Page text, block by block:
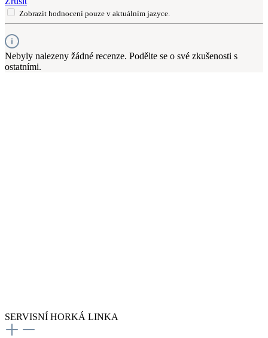
Zobrazit hodnocení pouze v aktuálním jazyce.
Nebyly nalezeny žádné recenze. Podělte se o své zkušenosti s
ostatními.
SERVISNÍ HORKÁ LINKA